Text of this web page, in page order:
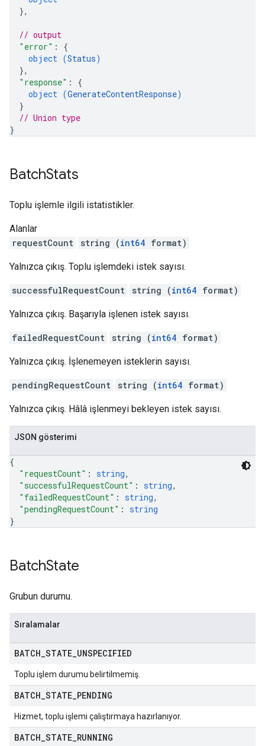
},
// output
"error" : {
object (Status)
},
"response" : {
object (GenerateContentResponse)
}
// Union type
}
BatchStats
Toplu işlemle ilgili istatistikler.
Alanlar
requestCount
string (int64 format)
Yalnızca çıkış. Toplu işlemdeki istek sayısı.
successfulRequestCount string (int64 format)
Yalnızca çıkış. Başarıyla işlenen istek sayısı.
failedRequestCount string (int64 format)
Yalnızca çıkış. İşlenemeyen isteklerin sayısı.
pendingRequestCount string (int64 format)
Yalnızca çıkış. Hâlâ işlenmeyi bekleyen istek sayısı.
JSON gösterimi
{
"requestCount" : string,
"successfulRequestCount" : string,
"failedRequestCount" : string,
"pendingRequestCount" : string
}
BatchState
Grubun durumu.
Sıralamalar
BATCH STATE UNSPECIFIED
Toplu işlem durumu belirtilmemiş.
BATCH STATE PENDING
Hizmet, toplu işlemi çalıştırmaya hazırlanıyor.
BATCH STATE RUNNING